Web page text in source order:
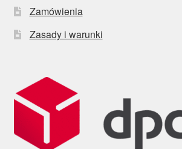
Zamówienia
Zasady i warunki